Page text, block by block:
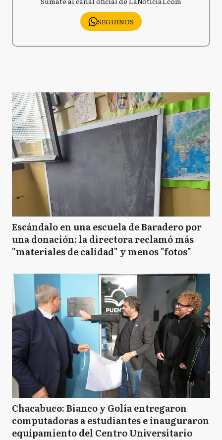
SEGUINOS
Escándalo en una escuela de Baradero por
una donación: la directora reclamó más
"materiales de calidad" y menos "fotos"
Chacabuco: Bianco y Golía entregaron
computadoras a estudiantes e inauguraron
equipamiento del Centro Universitario